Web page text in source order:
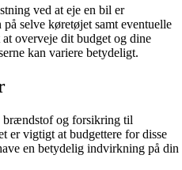
ved at eje en bil er
selve køretøjet samt eventuelle
overveje dit budget og dine
kan variere betydeligt.
brændstof og forsikring til
er vigtigt at budgettere for disse
en betydelig indvirkning på din